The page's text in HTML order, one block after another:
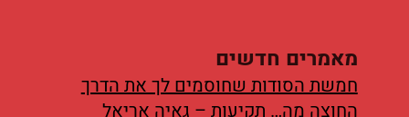
מאמרים חדשים
חמשת הסודות שחוסמים לך את הדרך
החוצה מה… תקיעות – גאיה אריאל